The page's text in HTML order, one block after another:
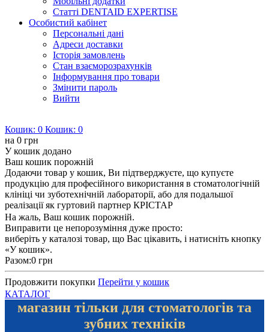
Статті DENTAID EXPERTISE
Особистий кабінет
Персональні дані
Адреси доставки
Історія замовлень
Стан взаєморозрахунків
Інформування про товари
Змінити пароль
Вийти
Кошик: 0 Кошик: 0
на 0 грн
У кошик додано
Ваш кошик порожній
Додаючи товар у кошик, Ви підтверджуєте, що купуєте
продукцію для професійного використання в стоматологічній
клініці чи зуботехнічній лабораторії, або для подальшої
реалізації як гуртовий партнер КРІСТАР
На жаль, Ваш кошик порожній.
Виправити це непорозуміння дуже просто:
виберіть у каталозі товар, що Вас цікавить, і натисніть кнопку
«У кошик».
Разом:0 грн
Продовжити покупки Перейти у кошик
КАТАЛОГ
магазин тільки для стоматологів та
зубних техніків